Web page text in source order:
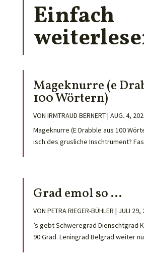
Einfach
Mageknurre (e
100 Wörtern)
VON IRMTRAUD BERNERT| AUG. 4,
Mageknurre (E Drabble aus 100
isch des grusliche Inschtrument?
Grad emol so …
VON PETRA RIEGER-BÜHLER | JULI 29,
’s gebt Schweregrad Dienschtgrad
90 Grad. Leningrad Belgrad weiter